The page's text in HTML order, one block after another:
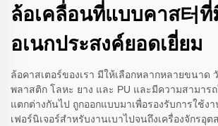
ล้อเคลื่อนที่แบบคาส터
อเนกประสงค์ยอดเยี่ยม
ล้อคาสเตอร์ของเรา มีให้เลือกหลากหลายขนาด
พลาสติก โลหะ ยาง และ PU และมีความสามาร
แตกต่างกันไป ถูกออกแบบมาเพื่อรองรับการใช้ง
เฟอร์นิเจอร์สำหรับงานเบาไปจนถึงเครื่องจักรอุ